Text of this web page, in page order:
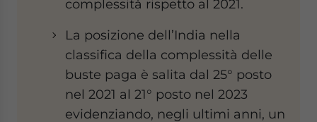
complessità rispetto al 2021.
La posizione dell’India nella
classifica della complessità delle
buste paga è salita dal 25° posto
nel 2021 al 21° posto nel 2023
evidenziando, negli ultimi anni, un